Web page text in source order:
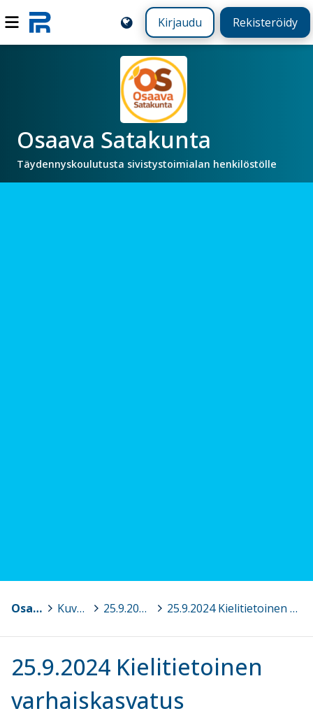
Kirjaudu Rekisteröidy
Osaava Satakunta
Täydennyskoulutusta sivistystoimialan henkilöstölle
Osaava Satakunta Kuvagalleria 25.9.2024 Kielitietoinen opetus ja oppimisen tuki varhaiskasvatuksessa sekä Kielinuppu-laulut kielen kehityksen tukena, Kankaanpää > 25.9.2024 Kielitietoinen varhaiskasvatus Kankaanpää 3.jpg
25.9.2024 Kielitietoinen
varhaiskasvatus